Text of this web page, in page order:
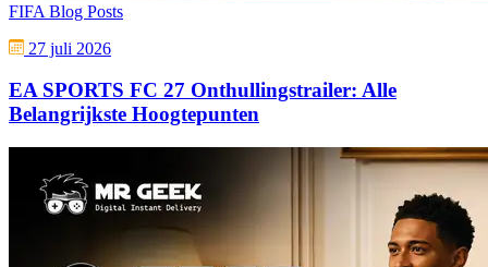
FIFA Blog Posts
27 juli 2026
EA SPORTS FC 27 Onthullingstrailer: Alle
Belangrijkste Hoogtepunten